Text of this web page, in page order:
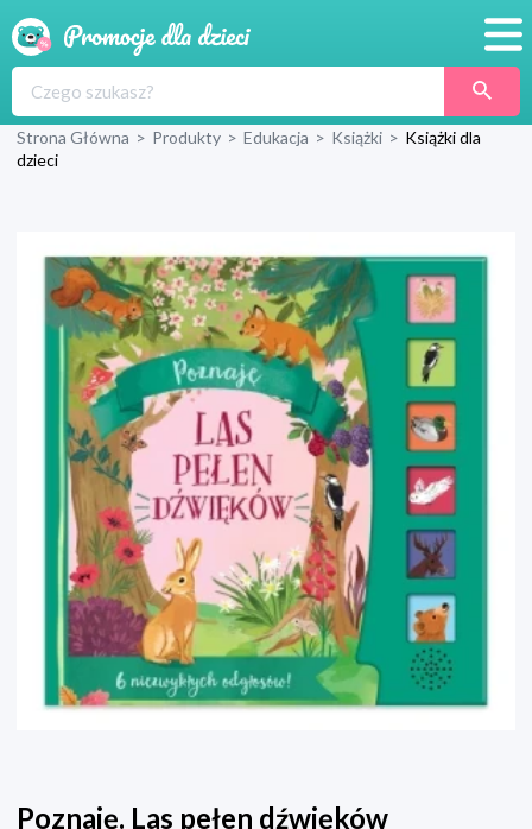
Produkty
Blog
Wyprawka
Strona Główna > Produkty > Edukacja > Książki > Książki dla
dzieci
Poznaję. Las pełen dźwięków